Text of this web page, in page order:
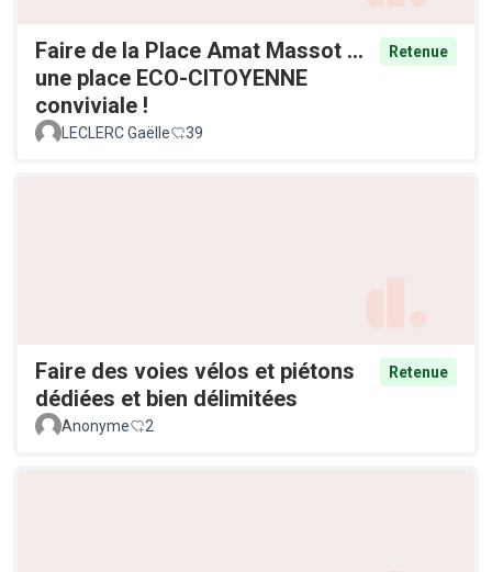
Faire de la Place Amat Massot ...
une place ECO-CITOYENNE
conviviale !
Retenue
LECLERC Gaëlle 39
Faire des voies vélos et piétons
dédiées et bien délimitées
Retenue
Anonyme 2